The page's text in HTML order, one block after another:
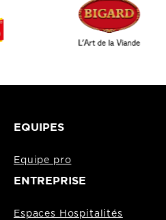
EQUIPES
Equipe pro
ENTREPRISE
Espaces Hospitalités